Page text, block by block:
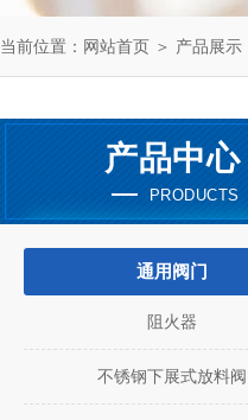
当前位置： 网站首页 ＞ 产品展示
产品中心
PRODUCTS
通用阀门
阻火器
不锈钢下展式放料阀